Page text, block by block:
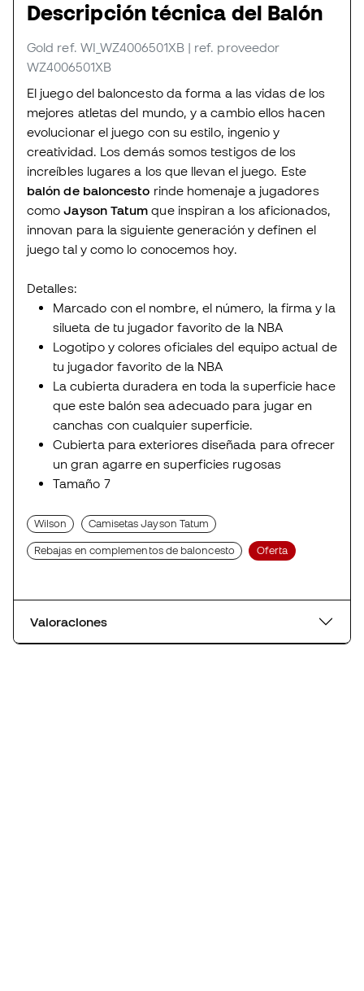
Descripción técnica del Balón
Gold ref. WI_WZ4006501XB | ref. proveedor
WZ4006501XB
El juego del baloncesto da forma a las vidas de los
mejores atletas del mundo, y a cambio ellos hacen
evolucionar el juego con su estilo, ingenio y
creatividad. Los demás somos testigos de los
increíbles lugares a los que llevan el juego. Este
balón de baloncesto rinde homenaje a jugadores
como Jayson Tatum que inspiran a los aficionados,
innovan para la siguiente generación y definen el
juego tal y como lo conocemos hoy.
Detalles:
Marcado con el nombre, el número, la firma y la
silueta de tu jugador favorito de la NBA
Logotipo y colores oficiales del equipo actual de
tu jugador favorito de la NBA
La cubierta duradera en toda la superficie hace
que este balón sea adecuado para jugar en
canchas con cualquier superficie.
Cubierta para exteriores diseñada para ofrecer
un gran agarre en superficies rugosas
Tamaño 7
Wilson Camisetas Jayson Tatum
Rebajas en complementos de baloncesto Oferta
Valoraciones